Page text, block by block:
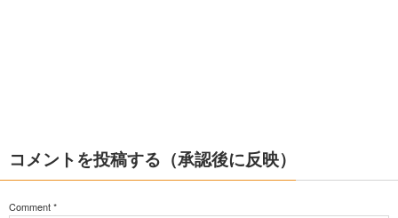
コメントを投稿する（承認後に反映）
Comment*